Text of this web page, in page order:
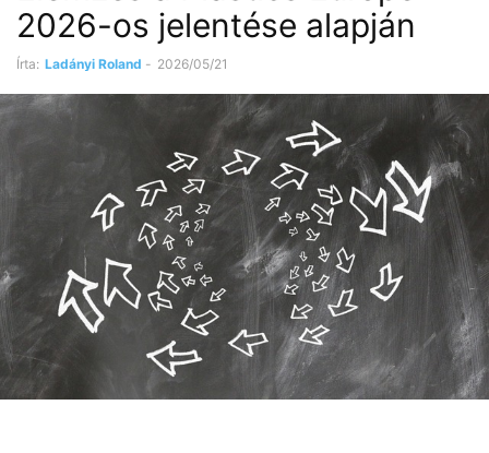
2026-os jelentése alapján
Írta: Ladányi Roland - 2026/05/21